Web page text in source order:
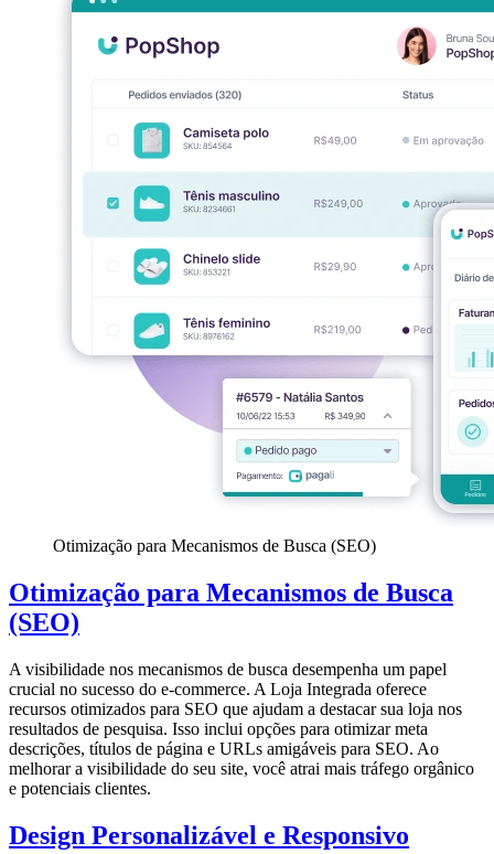
Otimização para Mecanismos de Busca (SEO)
Otimização para Mecanismos de Busca
(SEO)
A visibilidade nos mecanismos de busca desempenha um papel
crucial no sucesso do e-commerce. A Loja Integrada oferece
recursos otimizados para SEO que ajudam a destacar sua loja nos
resultados de pesquisa. Isso inclui opções para otimizar meta
descrições, títulos de página e URLs amigáveis para SEO. Ao
melhorar a visibilidade do seu site, você atrai mais tráfego orgânico
e potenciais clientes.
Design Personalizável e Responsivo